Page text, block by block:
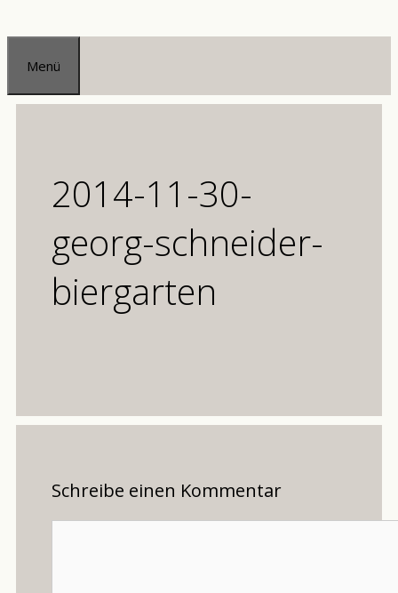
Zum
Inhalt
springen
Menü
2014-11-30-
georg-schneider-
biergarten
Schreibe einen Kommentar